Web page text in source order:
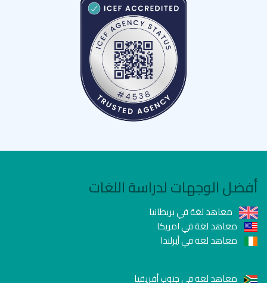
أفضل الوجهات لدراسة اللغات
معاهد لغة في بريطانيا
معاهد لغة في امريكا
معاهد لغة في أيرلندا
معاهد لغة في جنوب أفريقيا